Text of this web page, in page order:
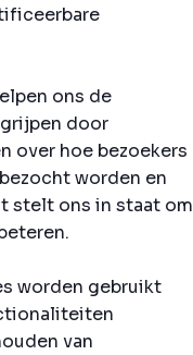
ons de
door
over hoe bezoekers
worden en
stelt ons in staat om
worden gebruikt
van